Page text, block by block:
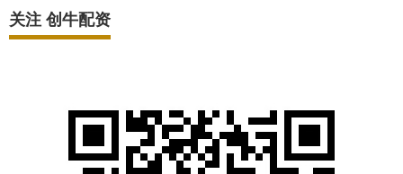
关注 创牛配资